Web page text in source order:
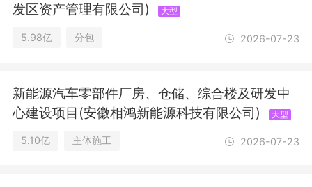
发区资产管理有限公司)
大型
5.98亿 分包 2026-07-23
新能源汽车零部件厂房、仓储、综合楼及研发中
心建设项目(安徽相鸿新能源科技有限公司)
大型
5.10亿 主体施工 2026-07-23